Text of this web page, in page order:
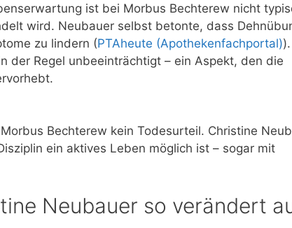
ist bei Morbus Bechterew nicht
wird. Neubauer selbst betonte, dass
zu lindern (PTAheute (Apothekenfachportal)
der Regel unbeeinträchtigt – ein Aspekt, den die
Bechterew kein Todesurteil. Christine
ein aktives Leben möglich ist – sogar mit
Neubauer so verändert